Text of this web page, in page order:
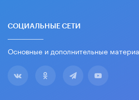
СОЦИАЛЬНЫЕ СЕТИ
Основные и дополнительные